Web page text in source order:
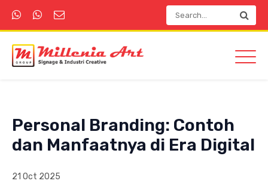
Personal Branding: Contoh
dan Manfaatnya di Era Digital
21 Oct 2025